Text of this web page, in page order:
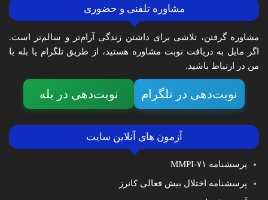
مشاوره تلفنی و حضوری
مشاوره گرفتن، تلاشی برای داشتن زندگی آرام‌تر و سالم‌تر است.
اگر مایل به دریافت نوبت مشاوره هستید، از طریق تلگرام یا بله با
من در ارتباط باشید.
نوبت‌دهی در تلگرام نوبت‌دهی در بله
آزمون های آنلاین سایت
پرسشنامه MMPI-۷۱
پرسشنامه اختلال بیش فعالی کانرز